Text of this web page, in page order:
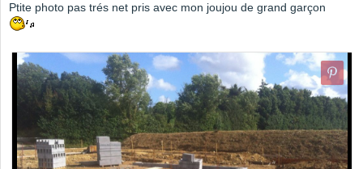
Ptite photo pas trés net pris avec mon joujou de grand garçon